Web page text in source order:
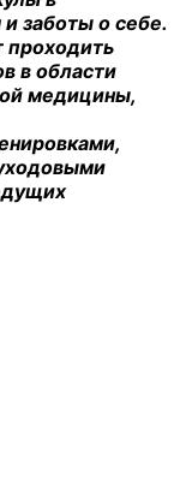
заботы о себе.
проходить
в области
медицины,